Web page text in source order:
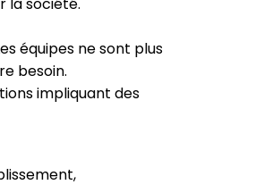
équipes ne sont plus
besoin.
impliquant des